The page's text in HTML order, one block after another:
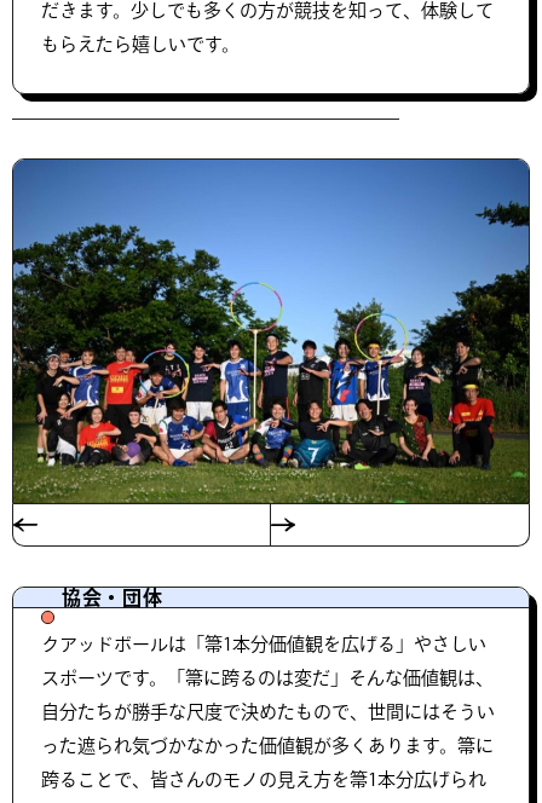
だきます。少しでも多くの方が競技を知って、体験して
もらえたら嬉しいです。
協会・団体
クアッドボールは「箒1本分価値観を広げる」やさしい
スポーツです。「箒に跨るのは変だ」そんな価値観は、
自分たちが勝手な尺度で決めたもので、世間にはそうい
った遮られ気づかなかった価値観が多くあります。箒に
跨ることで、皆さんのモノの見え方を箒1本分広げられ